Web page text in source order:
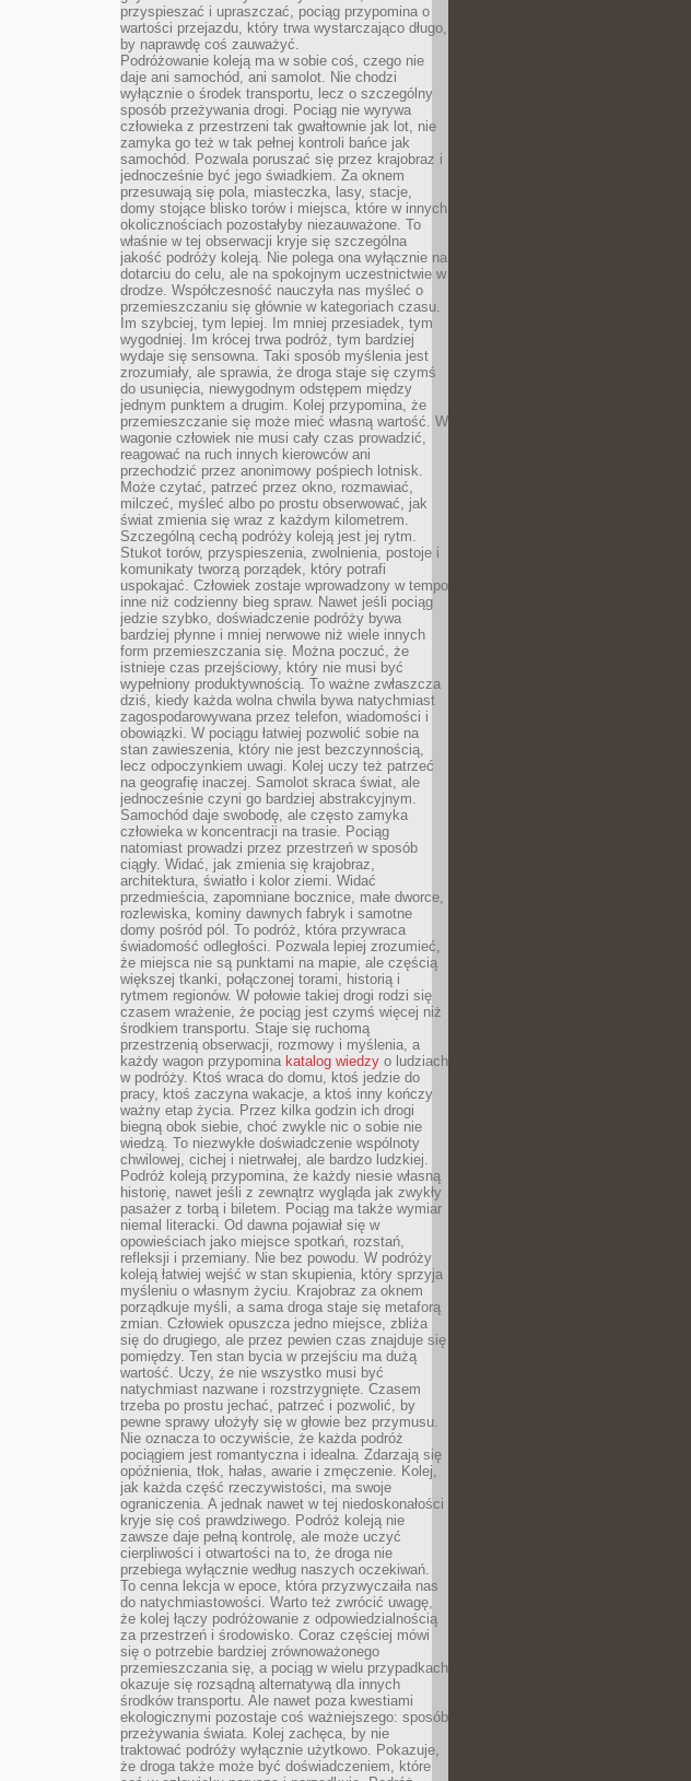
przyspieszać i upraszczać, pociąg przypomina o
wartości przejazdu, który trwa wystarczająco długo,
by naprawdę coś zauważyć.
Podróżowanie koleją ma w sobie coś, czego nie
daje ani samochód, ani samolot. Nie chodzi
wyłącznie o środek transportu, lecz o szczególny
sposób przeżywania drogi. Pociąg nie wyrywa
człowieka z przestrzeni tak gwałtownie jak lot, nie
zamyka go też w tak pełnej kontroli bańce jak
samochód. Pozwala poruszać się przez krajobraz i
jednocześnie być jego świadkiem. Za oknem
przesuwają się pola, miasteczka, lasy, stacje,
domy stojące blisko torów i miejsca, które w innych
okolicznościach pozostałyby niezauważone. To
właśnie w tej obserwacji kryje się szczególna
jakość podróży koleją. Nie polega ona wyłącznie na
dotarciu do celu, ale na spokojnym uczestnictwie w
drodze. Współczesność nauczyła nas myśleć o
przemieszczaniu się głównie w kategoriach czasu.
Im szybciej, tym lepiej. Im mniej przesiadek, tym
wygodniej. Im krócej trwa podróż, tym bardziej
wydaje się sensowna. Taki sposób myślenia jest
zrozumiały, ale sprawia, że droga staje się czymś
do usunięcia, niewygodnym odstępem między
jednym punktem a drugim. Kolej przypomina, że
przemieszczanie się może mieć własną wartość. W
wagonie człowiek nie musi cały czas prowadzić,
reagować na ruch innych kierowców ani
przechodzić przez anonimowy pośpiech lotnisk.
Może czytać, patrzeć przez okno, rozmawiać,
milczeć, myśleć albo po prostu obserwować, jak
świat zmienia się wraz z każdym kilometrem.
Szczególną cechą podróży koleją jest jej rytm.
Stukot torów, przyspieszenia, zwolnienia, postoje i
komunikaty tworzą porządek, który potrafi
uspokajać. Człowiek zostaje wprowadzony w tempo
inne niż codzienny bieg spraw. Nawet jeśli pociąg
jedzie szybko, doświadczenie podróży bywa
bardziej płynne i mniej nerwowe niż wiele innych
form przemieszczania się. Można poczuć, że
istnieje czas przejściowy, który nie musi być
wypełniony produktywnością. To ważne zwłaszcza
dziś, kiedy każda wolna chwila bywa natychmiast
zagospodarowywana przez telefon, wiadomości i
obowiązki. W pociągu łatwiej pozwolić sobie na
stan zawieszenia, który nie jest bezczynnością,
lecz odpoczynkiem uwagi. Kolej uczy też patrzeć
na geografię inaczej. Samolot skraca świat, ale
jednocześnie czyni go bardziej abstrakcyjnym.
Samochód daje swobodę, ale często zamyka
człowieka w koncentracji na trasie. Pociąg
natomiast prowadzi przez przestrzeń w sposób
ciągły. Widać, jak zmienia się krajobraz,
architektura, światło i kolor ziemi. Widać
przedmieścia, zapomniane bocznice, małe dworce,
rozlewiska, kominy dawnych fabryk i samotne
domy pośród pól. To podróż, która przywraca
świadomość odległości. Pozwala lepiej zrozumieć,
że miejsca nie są punktami na mapie, ale częścią
większej tkanki, połączonej torami, historią i
rytmem regionów. W połowie takiej drogi rodzi się
czasem wrażenie, że pociąg jest czymś więcej niż
środkiem transportu. Staje się ruchomą
przestrzenią obserwacji, rozmowy i myślenia, a
każdy wagon przypomina katalog wiedzy o ludziach
w podróży. Ktoś wraca do domu, ktoś jedzie do
pracy, ktoś zaczyna wakacje, a ktoś inny kończy
ważny etap życia. Przez kilka godzin ich drogi
biegną obok siebie, choć zwykle nic o sobie nie
wiedzą. To niezwykłe doświadczenie wspólnoty
chwilowej, cichej i nietrwałej, ale bardzo ludzkiej.
Podróż koleją przypomina, że każdy niesie własną
historię, nawet jeśli z zewnątrz wygląda jak zwykły
pasażer z torbą i biletem. Pociąg ma także wymiar
niemal literacki. Od dawna pojawiał się w
opowieściach jako miejsce spotkań, rozstań,
refleksji i przemiany. Nie bez powodu. W podróży
koleją łatwiej wejść w stan skupienia, który sprzyja
myśleniu o własnym życiu. Krajobraz za oknem
porządkuje myśli, a sama droga staje się metaforą
zmian. Człowiek opuszcza jedno miejsce, zbliża
się do drugiego, ale przez pewien czas znajduje się
pomiędzy. Ten stan bycia w przejściu ma dużą
wartość. Uczy, że nie wszystko musi być
natychmiast nazwane i rozstrzygnięte. Czasem
trzeba po prostu jechać, patrzeć i pozwolić, by
pewne sprawy ułożyły się w głowie bez przymusu.
Nie oznacza to oczywiście, że każda podróż
pociągiem jest romantyczna i idealna. Zdarzają się
opóźnienia, tłok, hałas, awarie i zmęczenie. Kolej,
jak każda część rzeczywistości, ma swoje
ograniczenia. A jednak nawet w tej niedoskonałości
kryje się coś prawdziwego. Podróż koleją nie
zawsze daje pełną kontrolę, ale może uczyć
cierpliwości i otwartości na to, że droga nie
przebiega wyłącznie według naszych oczekiwań.
To cenna lekcja w epoce, która przyzwyczaiła nas
do natychmiastowości. Warto też zwrócić uwagę,
że kolej łączy podróżowanie z odpowiedzialnością
za przestrzeń i środowisko. Coraz częściej mówi
się o potrzebie bardziej zrównoważonego
przemieszczania się, a pociąg w wielu przypadkach
okazuje się rozsądną alternatywą dla innych
środków transportu. Ale nawet poza kwestiami
ekologicznymi pozostaje coś ważniejszego: sposób
przeżywania świata. Kolej zachęca, by nie
traktować podróży wyłącznie użytkowo. Pokazuje,
że droga także może być doświadczeniem, które